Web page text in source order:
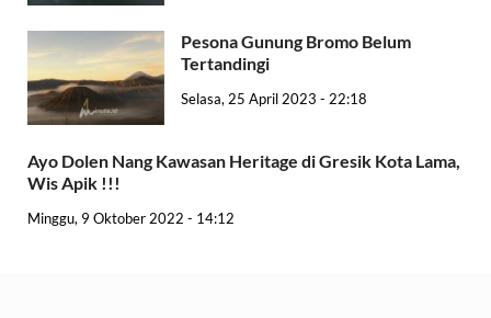
Pesona Gunung Bromo Belum
Tertandingi
Selasa, 25 April 2023 - 22:18
Ayo Dolen Nang Kawasan Heritage di Gresik Kota Lama,
Wis Apik !!!
Minggu, 9 Oktober 2022 - 14:12